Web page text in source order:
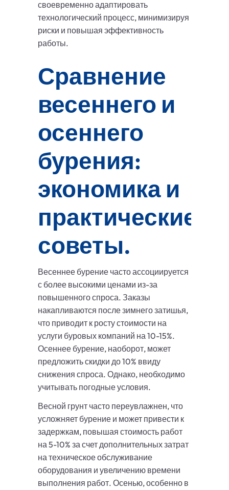
своевременно адаптировать
технологический процесс, минимизируя
риски и повышая эффективность
работы.
Сравнение
весеннего и
осеннего
бурения:
экономика и
практические
советы.
Весеннее бурение часто ассоциируется
с более высокими ценами из-за
повышенного спроса. Заказы
накапливаются после зимнего затишья,
что приводит к росту стоимости на
услуги буровых компаний на 10-15%.
Осеннее бурение, наоборот, может
предложить скидки до 10% ввиду
снижения спроса. Однако, необходимо
учитывать погодные условия.
Весной грунт часто переувлажнен, что
усложняет бурение и может привести к
задержкам, повышая стоимость работ
на 5-10% за счет дополнительных затрат
на техническое обслуживание
оборудования и увеличению времени
выполнения работ. Осенью, особенно в